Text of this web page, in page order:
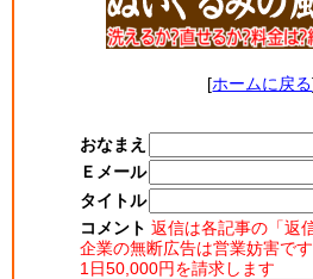
[ホームに戻る
おなまえ
Ｅメール
タイトル
コメント 返信は各記事の「返
企業の無断広告は営業妨害で
1日50,000円を請求します